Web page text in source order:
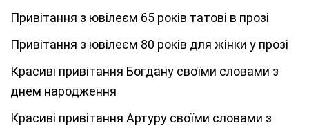
Привітання з ювілеєм 65 років татові в прозі
Привітання з ювілеєм 80 років для жінки у прозі
Красиві привітання Богдану своїми словами з
днем народження
Красиві привітання Артуру своїми словами з